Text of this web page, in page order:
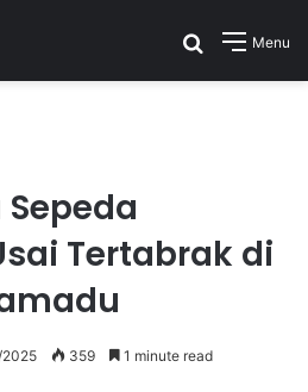
Menu
Search for
Tertabrak di
359 1 minute read